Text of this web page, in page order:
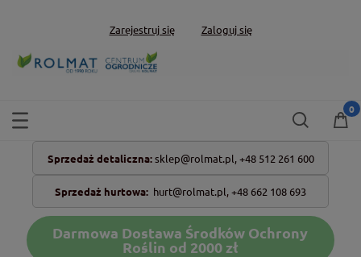
Zarejestruj się Zaloguj się
Sprzedaż detaliczna: sklep@rolmat.pl, +48 512 261 600
Sprzedaż hurtowa: hurt@rolmat.pl,+48 662 108 693
Darmowa Dostawa Środków Ochrony
Roślin od 2000 zł